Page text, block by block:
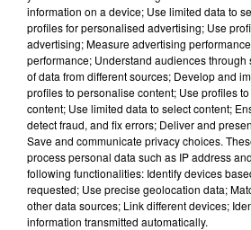
Toulouse : circulation
secteur François Verdier...
information on a device; Use limited data to
profiles for personalised advertising; Use
advertising; Measure advertising
performance; Understand audiences through
of data from different sources; Develop and
profiles to personalise content; Use profiles
content; Use limited data to select content;
detect fraud, and fix errors; Deliver and
Save and communicate privacy choices.
process personal data such as IP address
following functionalities: Identify devices
requested; Use precise geolocation data;
other data sources; Link different devices;
information transmitted automatically.